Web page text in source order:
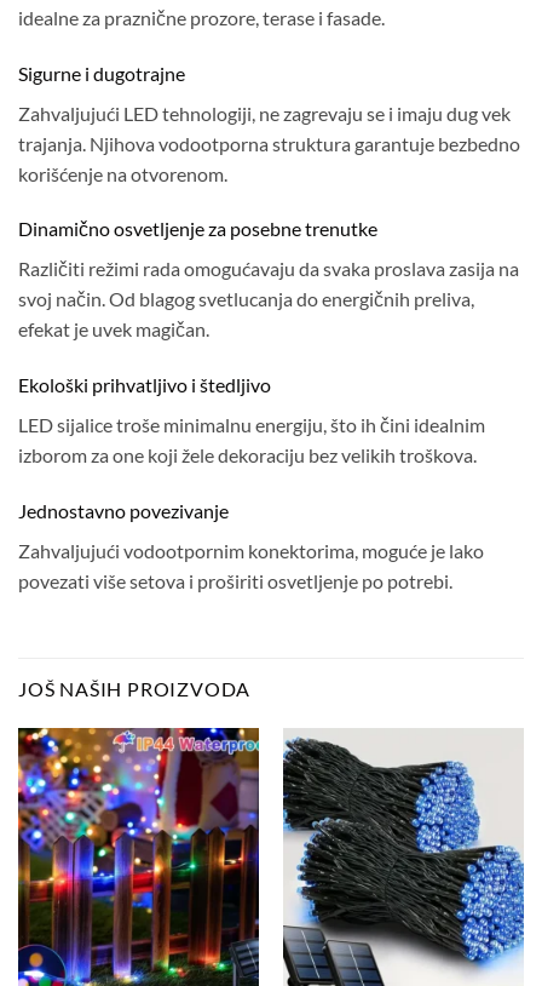
idealne za praznične prozore, terase i fasade.
Sigurne i dugotrajne
Zahvaljujući LED tehnologiji, ne zagrevaju se i imaju dug vek
trajanja. Njihova vodootporna struktura garantuje bezbedno
korišćenje na otvorenom.
Dinamično osvetljenje za posebne trenutke
Različiti režimi rada omogućavaju da svaka proslava zasija na
svoj način. Od blagog svetlucanja do energičnih preliva,
efekat je uvek magičan.
Ekološki prihvatljivo i štedljivo
LED sijalice troše minimalnu energiju, što ih čini idealnim
izborom za one koji žele dekoraciju bez velikih troškova.
Jednostavno povezivanje
Zahvaljujući vodootpornim konektorima, moguće je lako
povezati više setova i proširiti osvetljenje po potrebi.
JOŠ NAŠIH PROIZVODA